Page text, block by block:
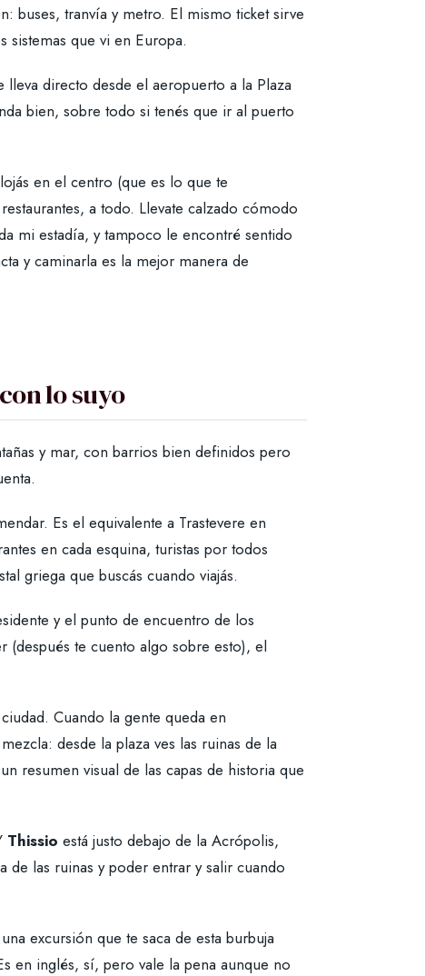
buses, tranvía y metro. El mismo ticket sirve
sistemas que vi en Europa.
directo desde el aeropuerto a la Plaza
bien, sobre todo si tenés que ir al puerto
en el centro (que es lo que te
a todo. Llevate calzado cómodo
mi estadía, y tampoco le encontré sentido
y caminarla es la mejor manera de
lo suyo
y mar, con barrios bien definidos pero
Es el equivalente a Trastevere en
en cada esquina, turistas por todos
griega que buscás cuando viajás.
y el punto de encuentro de los
(después te cuento algo sobre esto), el
Cuando la gente queda en
desde la plaza ves las ruinas de la
resumen visual de las capas de historia que
Thissio está justo debajo de la Acrópolis,
de las ruinas y poder entrar y salir cuando
excursión que te saca de esta burbuja
en inglés, sí, pero vale la pena aunque no